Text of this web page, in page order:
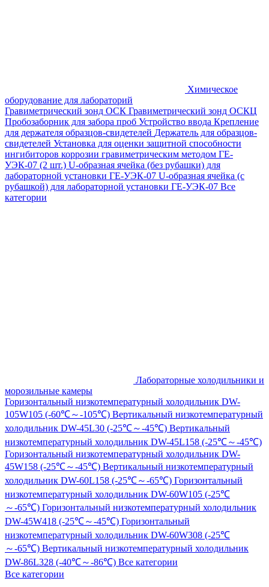
Химическое
оборудование для лабораторий
Гравиметрический зонд ОСК Гравиметрический зонд ОСКЦ
Пробозаборник для забора проб Устройство ввода Крепление
для держателя образцов-свидетелей Держатель для образцов-
свидетелей Установка для оценки защитной способности
ингибиторов коррозии гравиметрическим методом ГЕ-
УЭК-07 (2 шт.) U-образная ячейка (без рубашки) для
лабораторной установки ГЕ-УЭК-07 U-образная ячейка (с
рубашкой) для лабораторной установки ГЕ-УЭК-07 Все
категории
Лабораторные холодильники и
морозильные камеры
Горизонтальный низкотемпературный холодильник DW-
105W105 (-60℃～-105℃) Вертикальный низкотемпературный
холодильник DW-45L30 (-25℃～-45℃) Вертикальный
низкотемпературный холодильник DW-45L158 (-25℃～-45℃)
Горизонтальный низкотемпературный холодильник DW-
45W158 (-25℃～-45℃) Вертикальный низкотемпературный
холодильник DW-60L158 (-25℃～-65℃) Горизонтальный
низкотемпературный холодильник DW-60W105 (-25℃
～-65℃) Горизонтальный низкотемпературный холодильник
DW-45W418 (-25℃～-45℃) Горизонтальный
низкотемпературный холодильник DW-60W308 (-25℃
～-65℃) Вертикальный низкотемпературный холодильник
DW-86L328 (-40℃～-86℃) Все категории
Все категории